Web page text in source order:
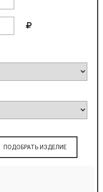
ПОДОБРАТЬ ИЗДЕЛИЕ